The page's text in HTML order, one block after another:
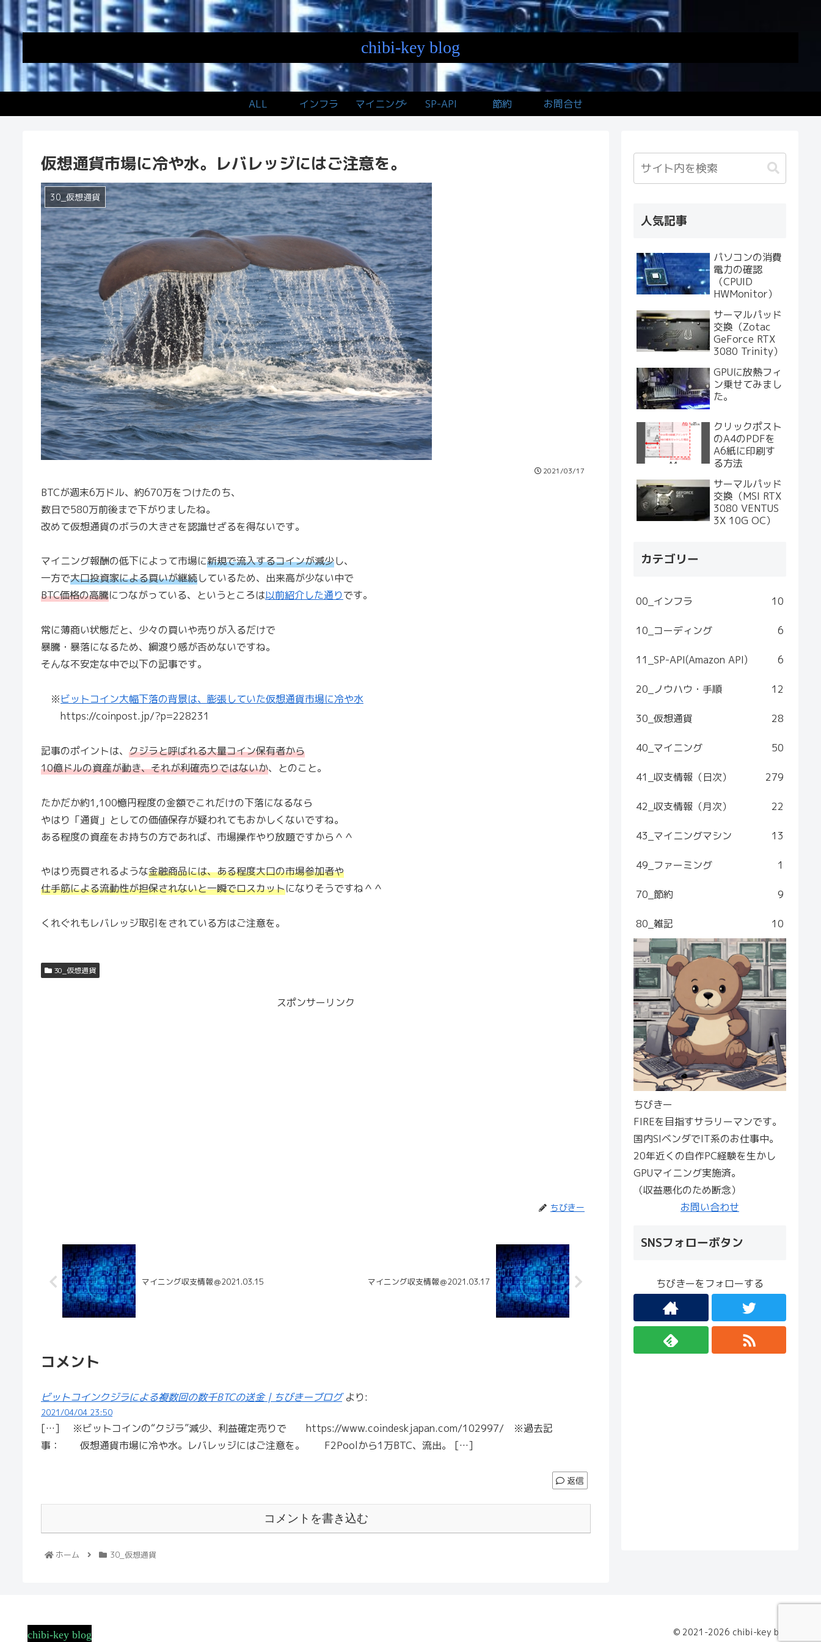
chibi-key blog
ALL インフラ マイニング SP-API 節約 お問合せ
仮想通貨市場に冷や水。レバレッジにはご注意を。
30_仮想通貨
2021/03/17
BTCが週末6万ドル、約670万をつけたのち、
数日で580万前後まで下がりましたね。
改めて仮想通貨のボラの大きさを認識せざるを得ないです。
マイニング報酬の低下によって市場に新規で流入するコインが減少し、
一方で大口投資家による買いが継続しているため、出来高が少ない中で
BTC価格の高騰につながっている、というところは以前紹介した通りです。
常に薄商い状態だと、少々の買いや売りが入るだけで
暴騰・暴落になるため、綱渡り感が否めないですね。
そんな不安定な中で以下の記事です。
※ビットコイン大幅下落の背景は、膨張していた仮想通貨市場に冷や水
https://coinpost.jp/?p=228231
記事のポイントは、 クジラと呼ばれる大量コイン保有者から
10億ドルの資産が動き、それが利確売りではないか、とのこと。
たかだか約1,100憶円程度の金額でこれだけの下落になるなら
やはり「通貨」としての価値保存が疑われてもおかしくないですね。
ある程度の資産をお持ちの方であれば、市場操作やり放題ですから＾＾
やはり売買されるような金融商品には、ある程度大口の市場参加者や
仕手筋による流動性が担保されないと一瞬でロスカットになりそうですね＾＾
くれぐれもレバレッジ取引をされている方はご注意を。
30_仮想通貨
スポンサーリンク
ちびきー
マイニング収支情報＠2021.03.15 マイニング収支情報＠2021.03.17
コメント
ビットコインクジラによる複数回の数千BTCの送金 | ちびきーブログ より:
2021/04/04 23:50
[…] ※ビットコインの“クジラ”減少、利益確定売りで https://www.coindeskjapan.com/102997/ ※過去記
事： 仮想通貨市場に冷や水。レバレッジにはご注意を。 F2Poolから1万BTC、流出。 […]
返信
コメントを書き込む
ホーム 30_仮想通貨
人気記事
パソコンの消費
電力の確認
（CPUID
HWMonitor）
サーマルパッド
交換（Zotac
GeForce RTX
3080 Trinity）
GPUに放熱フィ
ン乗せてみまし
た。
クリックポスト
のA4のPDFを
A6紙に印刷す
る方法
サーマルパッド
交換（MSI RTX
3080 VENTUS
3X 10G OC）
カテゴリー
00_インフラ 10
10_コーディング 6
11_SP-API(Amazon API) 6
20_ノウハウ・手順 12
30_仮想通貨 28
40_マイニング 50
41_収支情報（日次） 279
42_収支情報（月次） 22
43_マイニングマシン 13
49_ファーミング 1
70_節約 9
80_雑記 10
ちびきー
FIREを目指すサラリーマンです。
国内SIベンダでIT系のお仕事中。
20年近くの自作PC経験を生かし
GPUマイニング実施済。
（収益悪化のため断念）
お問い合わせ
SNSフォローボタン
ちびきーをフォローする
chibi-key blog © 2021-2026 chibi-key blog.